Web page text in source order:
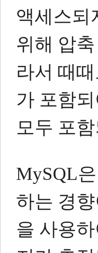
액세스되
위해 압
라서 때
가 포함
모두 포
MySQL
하는 경
을 사용